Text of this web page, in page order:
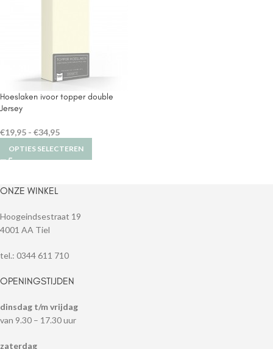
Hoeslaken ivoor topper double
Jersey
€19,95 - €34,95
OPTIES SELECTEREN
ONZE WINKEL
Hoogeindsestraat 19
4001 AA Tiel
tel.: 0344 611 710
OPENINGSTIJDEN
dinsdag t/m vrijdag
van 9.30 – 17.30 uur
zaterdag